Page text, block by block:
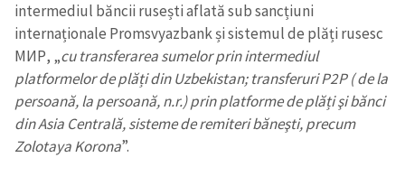
intermediul băncii rusești aflată sub sancțiuni
internaționale Promsvyazbank și sistemul de plăți rusesc
МИР, „cu transferarea sumelor prin intermediul
platformelor de plăți din Uzbekistan; transferuri P2P ( de la
persoană, la persoană, n.r.) prin platforme de plăți şi bănci
din Asia Centrală, sisteme de remiteri băneşti, precum
Zolotaya Korona”.